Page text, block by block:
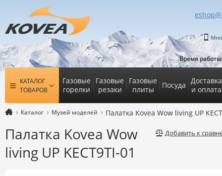
Время
КАТАЛОГ
ТОВАРОВ
Газовые
горелки
Газовые
резаки
Газовые
плиты
Посуда Доставка
и оплата
Каталог Музей моделей Палатка Kovea Wow living UP
Добавить к
Палатка Kovea Wow
living UP KECT9TI-01